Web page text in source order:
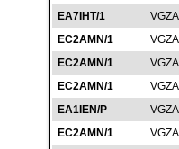
EA7IHT/1
EC2AMN/1
EC2AMN/1
EC2AMN/1
EA1IEN/P
EC2AMN/1